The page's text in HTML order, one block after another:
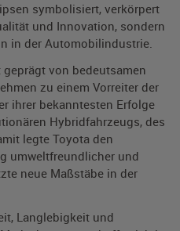
symbolisiert, verkörpert
und Innovation, sondern
in der Automobilindustrie.
von bedeutsamen
zu einem Vorreiter der
ihrer bekanntesten Erfolge
Hybridfahrzeugs, des
legte Toyota den
umweltfreundlicher und
neue Maßstäbe in der
Langlebigkeit und